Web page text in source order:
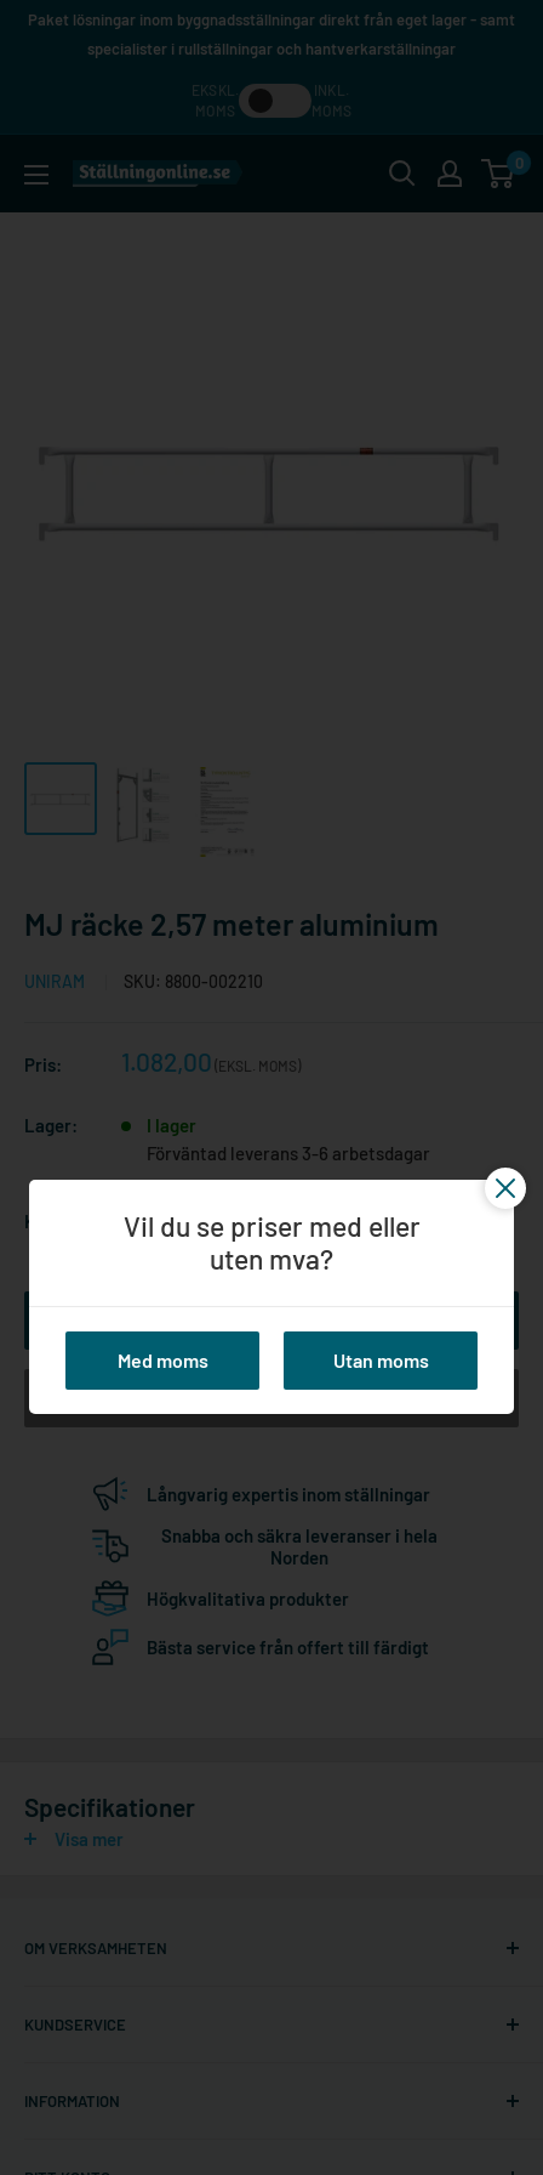
HoppaPaket lösningar inom byggnadsställningar direkt från eget lager - samt
specialister i rullställningar och hantverkarställningar
EKSKL.
MOMS
INKL.
MOMS
Ställningonline.se
0
MJ räcke 2,57 meter aluminium
UNIRAM SKU: 8800-002210
Pris: Reapris
1.082,00 (EKSL. MOMS)
Lager:
I lager
Förväntad leverans 3-6 arbetsdagar
Kvantitet:
Köp nu
Långvarig expertis inom ställningar
Snabba och säkra leveranser i hela
Norden
Högkvalitativa produkter
Bästa service från offert till färdigt
Specifikationer
Visa mer
OM VERKSAMHETEN
Gräshoppsvägen 7 B (kontor/ej lager)
Sverige
KUNDSERVICE
Kontakta oss
INFORMATION
Vil du se priser med eller
uten mva?
Med moms Utan moms